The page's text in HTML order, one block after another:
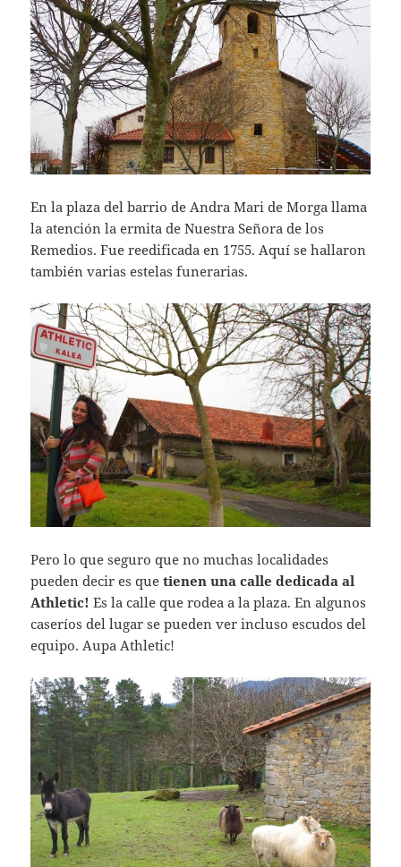
En la plaza del barrio de Andra Mari de Morga llama
la atención la ermita de Nuestra Señora de los
Remedios. Fue reedificada en 1755. Aquí se hallaron
también varias estelas funerarias.
Pero lo que seguro que no muchas localidades
pueden decir es quetienen una calle dedicada al
Athletic! Es la calle que rodea a la plaza. En algunos
caseríos del lugar se pueden ver incluso escudos del
equipo. Aupa Athletic!